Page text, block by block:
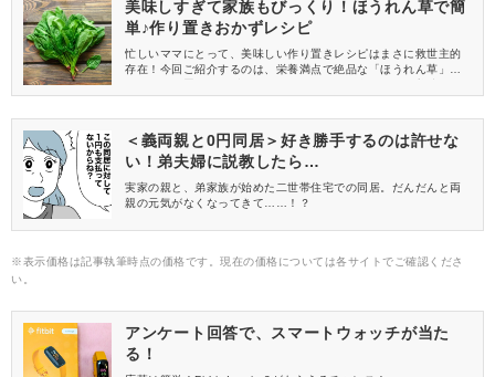
美味しすぎて家族もびっくり！ほうれん草で簡
単♪作り置きおかずレシピ
忙しいママにとって、美味しい作り置きレシピはまさに救世主的
存在！今回ご紹介するのは、栄養満点で絶品な「ほうれん草」を
レシピばかりなので、ぜひ休日の時間を使って、作ってみてくだ
＜義両親と0円同居＞好き勝手するのは許せな
い！弟夫婦に説教したら…
実家の親と、弟家族が始めた二世帯住宅での同居。だんだんと両
親の元気がなくなってきて……！？
※表示価格は記事執筆時点の価格です。現在の価格については各サイトでご確認くださ
い。
アンケート回答で、スマートウォッチが当た
る！